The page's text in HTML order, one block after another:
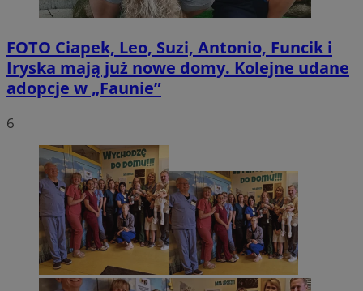
FOTO Ciapek, Leo, Suzi, Antonio, Funcik i
Iryska mają już nowe domy. Kolejne udane
adopcje w „Faunie”
6